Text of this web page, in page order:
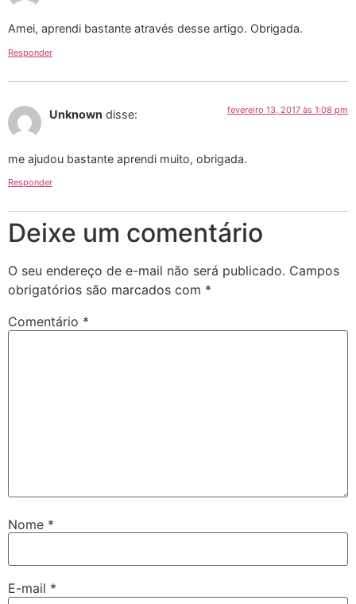
Amei, aprendi bastante através desse artigo. Obrigada.
Responder
Unknown disse: fevereiro 13, 2017 às 1:08 pm
me ajudou bastante aprendi muito, obrigada.
Responder
Deixe um comentário
O seu endereço de e-mail não será publicado. Campos
obrigatórios são marcados com *
Comentário *
Nome *
E-mail *